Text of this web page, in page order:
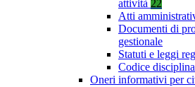
attività 22
Atti
Documenti di
gestionale
Statuti e leggi
Codice
Oneri informativi per